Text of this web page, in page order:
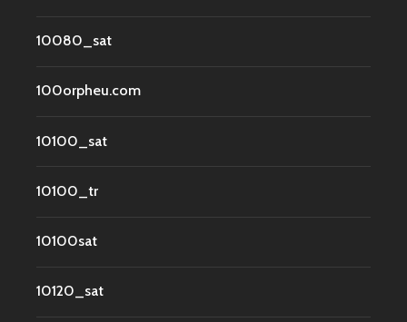
10080_sat
100orpheu.com
10100_sat
10100_tr
10100sat
10120_sat